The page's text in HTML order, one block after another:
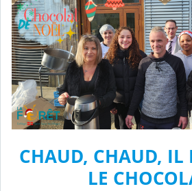
CHAUD, CHAUD, IL
LE